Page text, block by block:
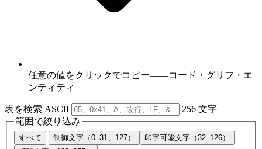
任意の値をクリックでコピー——コード・グリフ・エ
ンティティ
表を検索 ASCII
256 文字
範囲で絞り込み
すべて 制御文字（0–31、127）
印字可能文字（32–126）